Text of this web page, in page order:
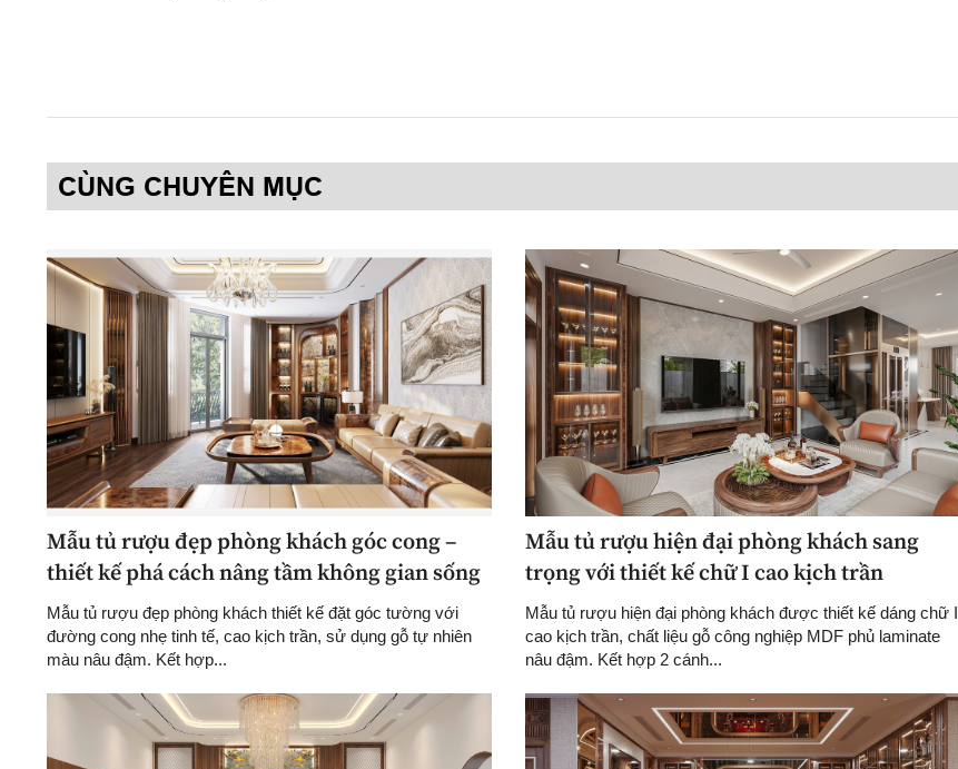
CÙNG CHUYÊN MỤC
Mẫu tủ rượu đẹp phòng khách góc cong –
thiết kế phá cách nâng tầm không gian sống
Mẫu tủ rượu đẹp phòng khách thiết kế đặt góc tường với
đường cong nhẹ tinh tế, cao kịch trần, sử dụng gỗ tự nhiên
màu nâu đậm. Kết hợp...
Mẫu tủ rượu hiện đại phòng khách sang
trọng với thiết kế chữ I cao kịch trần
Mẫu tủ rượu hiện đại phòng khách được thiết kế dáng chữ I
cao kịch trần, chất liệu gỗ công nghiệp MDF phủ laminate
nâu đậm. Kết hợp 2 cánh...